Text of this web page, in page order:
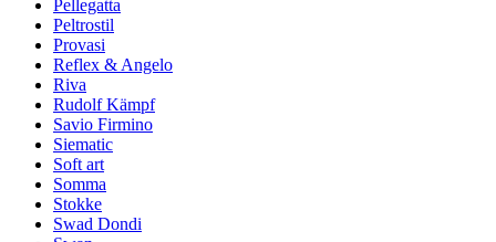
Pellegatta
Peltrostil
Provasi
Reflex & Angelo
Riva
Rudolf Kämpf
Savio Firmino
Siematic
Soft art
Somma
Stokke
Swad Dondi